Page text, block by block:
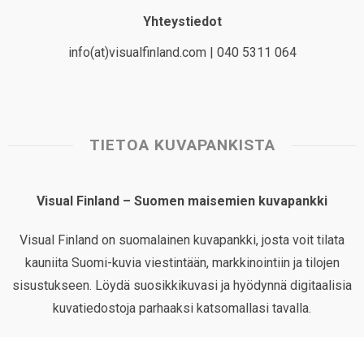
Yhteystiedot
info(at)visualfinland.com | 040 5311 064
TIETOA KUVAPANKISTA
Visual Finland – Suomen maisemien kuvapankki
Visual Finland on suomalainen kuvapankki, josta voit tilata
kauniita Suomi-kuvia viestintään, markkinointiin ja tilojen
sisustukseen. Löydä suosikkikuvasi ja hyödynnä digitaalisia
kuvatiedostoja parhaaksi katsomallasi tavalla.